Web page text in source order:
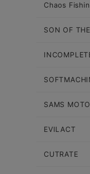
Chaos
SON OF
SAMS
EVILACT
CUTRATE